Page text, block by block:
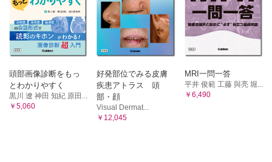
頭部画像診断をもっ
とわかりやすく
黒川 遼 神田 知紀 原田...
￥5,060
好発部位でみる皮膚
疾患アトラス 頭
部・顔
Visual Dermat...
￥12,045
MRI一問一答
平井 俊範 工藤 與亮 堀...
￥6,490